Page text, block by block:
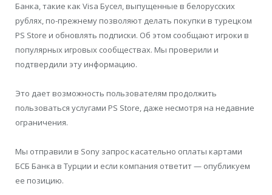
Банка, такие как Visa Бусел, выпущенные в белорусских
рублях, по-прежнему позволяют делать покупки в турецком
PS Store и обновлять подписки. Об этом сообщают игроки в
популярных игровых сообществах. Мы проверили и
подтвердили эту информацию.
Это дает возможность пользователям продолжить
пользоваться услугами PS Store, даже несмотря на недавние
ограничения.
Мы отправили в Sony запрос касательно оплаты картами
БСБ Банка в Турции и если компания ответит — опубликуем
ее позицию.